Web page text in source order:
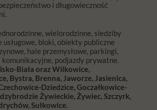
i długowieczność
wielorodzinne, siedziby
usługowe, bloki, obiekty publiczne
hale przemysłowe, parkingi,
podjazdy prywatne.
Biała oraz Wilkowice,
Bystra, Brenna, Jaworze, Jasienica,
Dziedzice, Goczałkowice-
Żywieckie, Żywiec, Szczyrk,
Sułkowice.